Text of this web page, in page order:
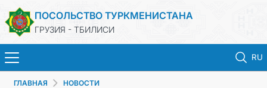
ПОСОЛЬСТВО ТУРКМЕНИСТАНА
ГРУЗИЯ - ТБИЛИСИ
RU
ГЛАВНАЯ НОВОСТИ